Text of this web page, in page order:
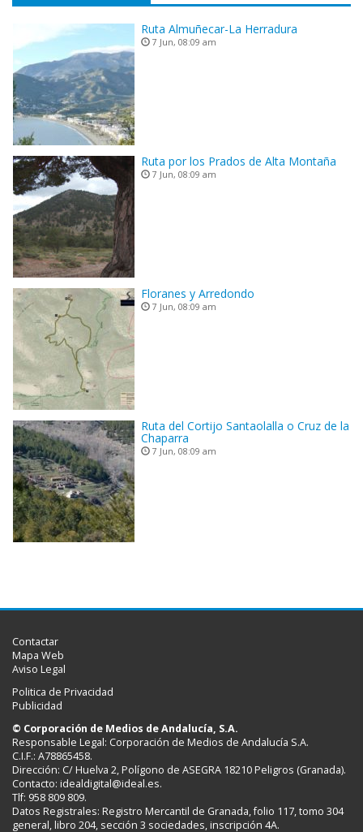
Ruta Almuñecar-La Herradura
7 Jun, 08:09 am
Ruta por los Prados de Alta Montaña
7 Jun, 08:09 am
Floranes y Arredondo
7 Jun, 08:09 am
Ruta del Cortijo Santaolalla o Cruz de la
Chaparra
7 Jun, 08:09 am
Contactar
Mapa Web
Aviso Legal
Politica de Privacidad
Publicidad
© Corporación de Medios de Andalucía, S.A.
Responsable Legal: Corporación de Medios de Andalucía S.A.
C.I.F.: A78865458.
Dirección: C/ Huelva 2, Polígono de ASEGRA 18210 Peligros (Granada).
Contacto: idealdigital@ideal.es.
Tlf: 958 809 809.
Datos Registrales: Registro Mercantil de Granada, folio 117, tomo 304
general, libro 204, sección 3 sociedades, inscripción 4A.